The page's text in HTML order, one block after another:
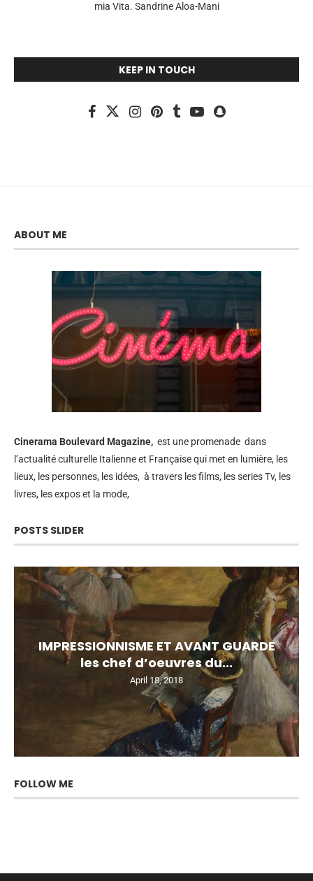
mia Vita. Sandrine Aloa-Mani
KEEP IN TOUCH
ABOUT ME
Cinerama Boulevard Magazine, est une promenade dans
l’actualité culturelle Italienne et Française qui met en lumière, les
lieux, les personnes, les idées, à travers les films, les series Tv, les
livres, les expos et la mode,
POSTS SLIDER
IMPRESSIONNISME ET AVANT GUARDE
les chef d’oeuvres du...
April 18, 2018
FOLLOW ME